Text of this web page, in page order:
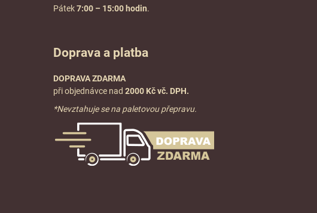
Pátek7:00 – 15:00 hodin.
Doprava a platba
DOPRAVA ZDARMA
při objednávce nad 2000 Kč vč. DPH.
*Nevztahuje se na paletovou přepravu.